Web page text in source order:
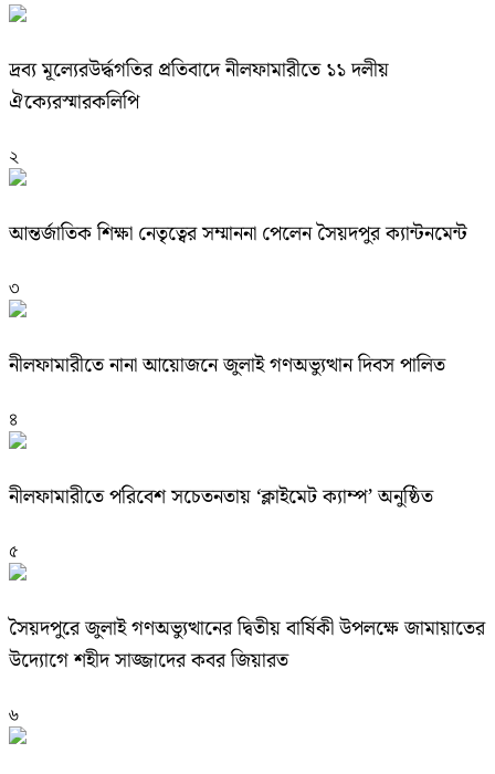
দ্রব্য মূল্যেরউর্দ্ধগতির প্রতিবাদে নীলফামারীতে ১১ দলীয়
ঐক্যেরস্মারকলিপি
২
আন্তর্জাতিক শিক্ষা নেতৃত্বের সম্মাননা পেলেন সৈয়দপুর ক্যান্টনমেন্ট
৩
নীলফামারীতে নানা আয়োজনে জুলাই গণঅভ্যুত্থান দিবস পালিত
৪
নীলফামারীতে পরিবেশ সচেতনতায় ‘ক্লাইমেট ক্যাম্প’ অনুষ্ঠিত
৫
সৈয়দপুরে জুলাই গণঅভ্যুত্থানের দ্বিতীয় বার্ষিকী উপলক্ষে জামায়াতের
উদ্যোগে শহীদ সাজ্জাদের কবর জিয়ারত
৬